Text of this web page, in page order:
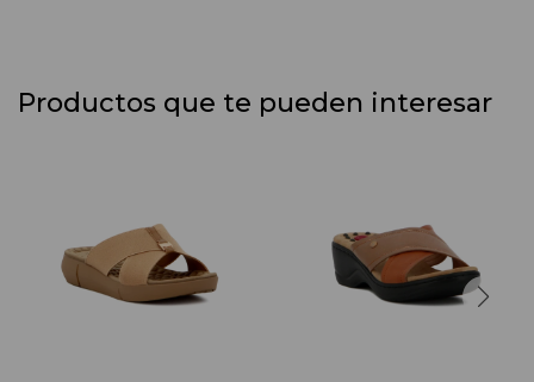
Productos que te pueden interesar